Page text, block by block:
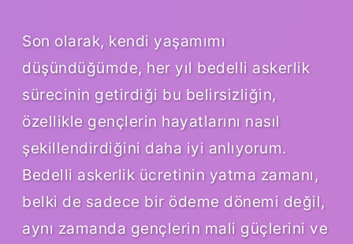
Son olarak, kendi yaşamımı
düşündüğümde, her yıl bedelli askerlik
sürecinin getirdiği bu belirsizliğin,
özellikle gençlerin hayatlarını nasıl
şekillendirdiğini daha iyi anlıyorum.
Bedelli askerlik ücretinin yatma zamanı,
belki de sadece bir ödeme dönemi değil,
aynı zamanda gençlerin mali güçlerini ve